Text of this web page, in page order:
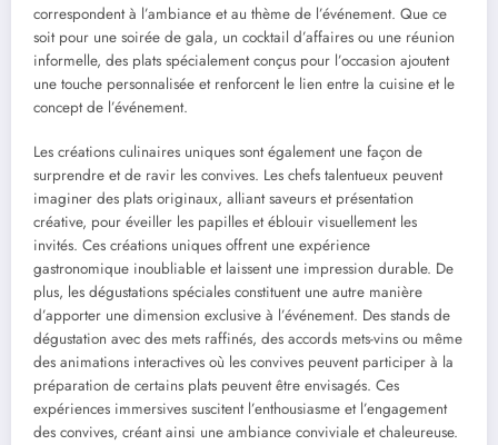
correspondent à l’ambiance et au thème de l’événement. Que ce
soit pour une soirée de gala, un cocktail d’affaires ou une réunion
informelle, des plats spécialement conçus pour l’occasion ajoutent
une touche personnalisée et renforcent le lien entre la cuisine et le
concept de l’événement.
Les créations culinaires uniques sont également une façon de
surprendre et de ravir les convives. Les chefs talentueux peuvent
imaginer des plats originaux, alliant saveurs et présentation
créative, pour éveiller les papilles et éblouir visuellement les
invités. Ces créations uniques offrent une expérience
gastronomique inoubliable et laissent une impression durable. De
plus, les dégustations spéciales constituent une autre manière
d’apporter une dimension exclusive à l’événement. Des stands de
dégustation avec des mets raffinés, des accords mets-vins ou même
des animations interactives où les convives peuvent participer à la
préparation de certains plats peuvent être envisagés. Ces
expériences immersives suscitent l’enthousiasme et l’engagement
des convives, créant ainsi une ambiance conviviale et chaleureuse.